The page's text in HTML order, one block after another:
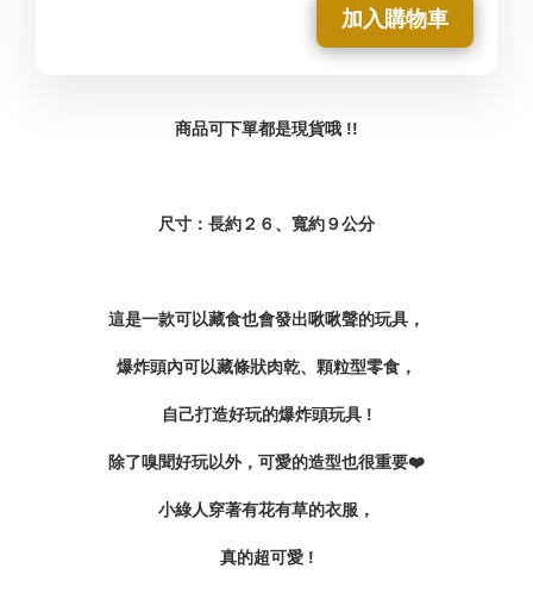
加入購物車
商品可下單都是現貨哦 !!
尺寸：長約２６、寬約９公分
這是一款可以藏食也會發出啾啾聲的玩具，
爆炸頭內可以藏條狀肉乾、顆粒型零食，
自己打造好玩的爆炸頭玩具 !
除了嗅聞好玩以外，可愛的造型也很重要❤️
小綠人穿著有花有草的衣服，
真的超可愛 !